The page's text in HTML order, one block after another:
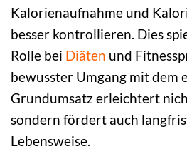
Kalorienaufnahme und
besser kontrollieren. Dies
Rolle bei Diäten und
bewusster Umgang mit dem
Grundumsatz erleichtert
sondern fördert auch
Lebensweise.